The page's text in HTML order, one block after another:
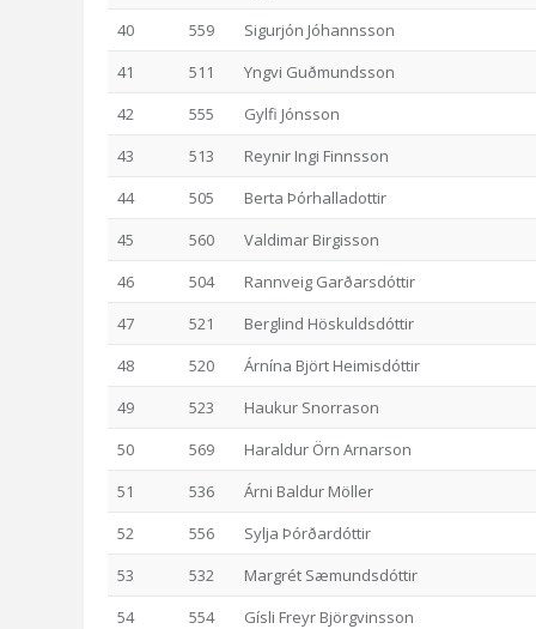
40
559 Sigurjón Jóhannsson
41
511 Yngvi Guðmundsson
42
555 Gylfi Jónsson
43
513 Reynir Ingi Finnsson
44
505 Berta Þórhalladottir
45
560 Valdimar Birgisson
46
504 Rannveig Garðarsdóttir
47
521 Berglind Höskuldsdóttir
48
520 Árnína Björt Heimisdóttir
49
523 Haukur Snorrason
50
569 Haraldur Örn Arnarson
51
536 Árni Baldur Möller
52
556 Sylja Þórðardóttir
53
532 Margrét Sæmundsdóttir
54
554 Gísli Freyr Björgvinsson